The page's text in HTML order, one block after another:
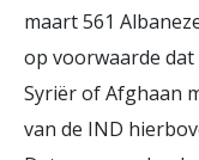
maart 561
op voorwaarde
Syriër of Afghaan
van de IND